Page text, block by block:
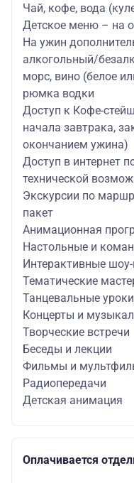
Чай, кофе, вода
Детское меню – на
На ужин
алкогольный/
морс, вино (белое
рюмка водки
Доступ к Кофе-
начала завтрака,
окончанием ужина)
Доступ в интернет
технической
Экскурсии по
пакет
Анимационная
Настольные и
Интерактивные
Тематические
Танцевальные уроки
Концерты и
Творческие встречи
Беседы и лекции
Фильмы и
Радиопередачи
Детская анимация
Оплачивается